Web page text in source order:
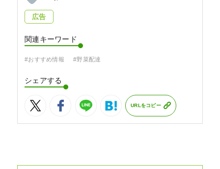
広告
関連キーワード
#おすすめ情報 #野菜配達
シェアする
URLをコピー